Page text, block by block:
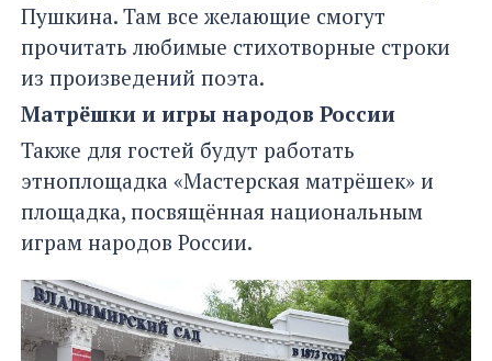
Пушкина. Там все желающие смогут
прочитать любимые стихотворные строки
из произведений поэта.
Матрёшки и игры народов России
Также для гостей будут работать
этноплощадка «Мастерская матрёшек» и
площадка, посвящённая национальным
играм народов России.